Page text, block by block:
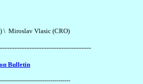
\ Miroslav Vlasic (CRO)
Bulletin